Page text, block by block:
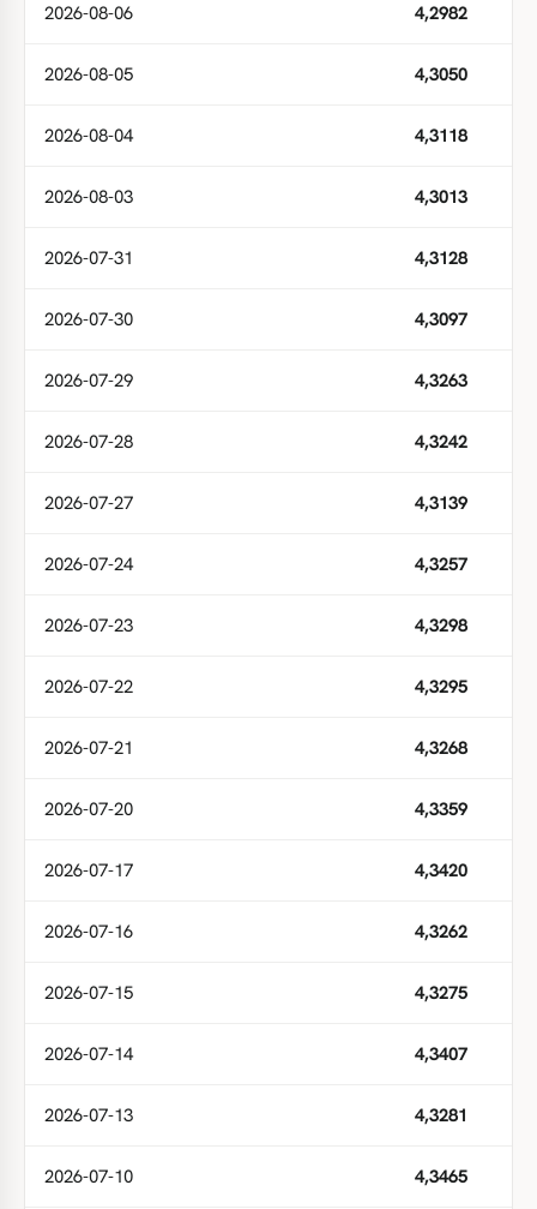
2026-08-06 4,2982
2026-08-05 4,3050
2026-08-04 4,3118
2026-08-03 4,3013
2026-07-31 4,3128
2026-07-30 4,3097
2026-07-29 4,3263
2026-07-28 4,3242
2026-07-27 4,3139
2026-07-24 4,3257
2026-07-23 4,3298
2026-07-22 4,3295
2026-07-21 4,3268
2026-07-20 4,3359
2026-07-17 4,3420
2026-07-16 4,3262
2026-07-15 4,3275
2026-07-14 4,3407
2026-07-13 4,3281
2026-07-10 4,3465